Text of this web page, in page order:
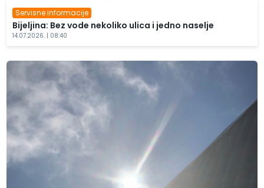
Servisne informacije
Bijeljina: Bez vode nekoliko ulica i jedno naselje
14.07.2026. | 08:40